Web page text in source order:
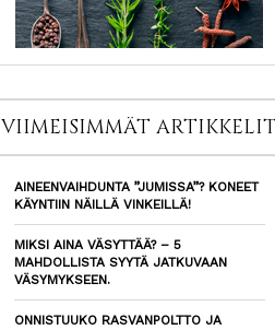
VIIMEISIMMÄT ARTIKKELIT
AINEENVAIHDUNTA ”JUMISSA”? KONEET
KÄYNTIIN NÄILLÄ VINKEILLÄ!
MIKSI AINA VÄSYTTÄÄ? – 5
MAHDOLLISTA SYYTÄ JATKUVAAN
VÄSYMYKSEEN.
ONNISTUUKO RASVANPOLTTO JA